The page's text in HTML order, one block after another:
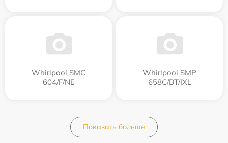
Whirlpool SMC
604/F/NE
Whirlpool SMP
658C/BT/IXL
Показать больше